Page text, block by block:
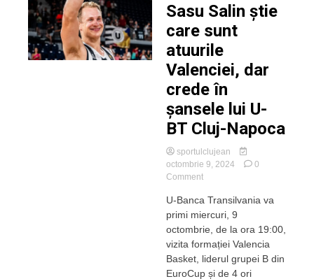
Sasu Salin știe
care sunt
atuurile
Valenciei, dar
crede în
șansele lui U-
BT Cluj-Napoca
sportulclujean
octombrie 9, 2024
0
Commenton
Salin
știe
care
atuurile
Valenciei,
dar
U-Banca Transilvania va
primi miercuri, 9
octombrie, de la ora 19:00,
vizita formației Valencia
Basket, liderul grupei B din
EuroCup și de 4 ori